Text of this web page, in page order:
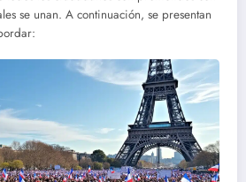
se unan. A continuación, se presentan